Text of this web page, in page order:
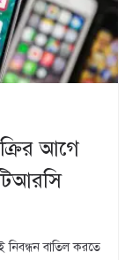
আগে
নিবন্ধন বাতিল করতে